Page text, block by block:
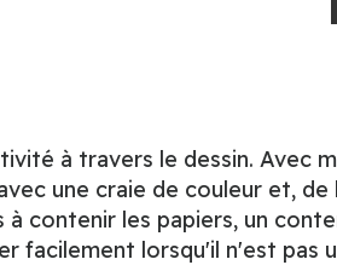
à travers le dessin. Avec
une craie de couleur et,
contenir les papiers, un
facilement lorsqu'il n'est pas